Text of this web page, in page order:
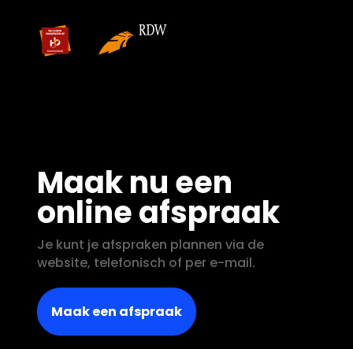
Maak nu een
online afspraak
Je kunt je afspraken plannen via de
website, telefonisch of per e-mail.
Maak een afspraak